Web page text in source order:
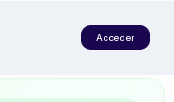
Acceder